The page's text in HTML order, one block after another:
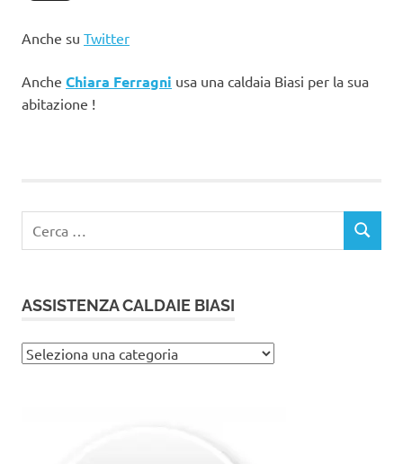
Anche su Twitter
Anche Chiara Ferragni usa una caldaia Biasi per la sua
abitazione !
CERCA
ASSISTENZA CALDAIE BIASI
Assistenza